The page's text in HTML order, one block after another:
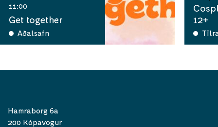
11:00
Get together
Aðalsafn
12+
Hamraborg 6a
200 Kópavogur